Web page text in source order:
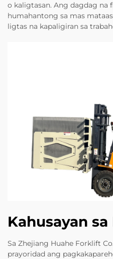
o kaligtasan. Ang dagdag na
humahantong sa mas
ligtas na kapaligiran sa
Kahusayan
Sa Zhejiang Huahe Forklift
prayoridad ang